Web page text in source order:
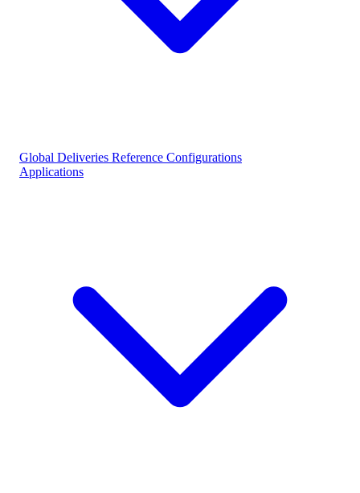
Global Deliveries Reference Configurations
Applications